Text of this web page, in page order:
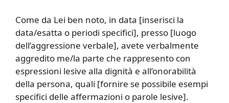
Come da Lei ben noto, in data [inserisci la
data/esatta o periodi specifici], presso [luogo
dell’aggressione verbale], avete verbalmente
aggredito me/la parte che rappresento con
espressioni lesive alla dignità e all’onorabilità
della persona, quali [fornire se possibile esempi
specifici delle affermazioni o parole lesive].